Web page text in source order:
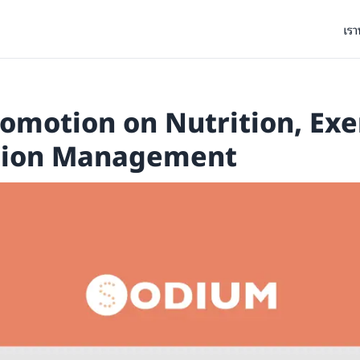
เร
on Nutrition,
Management